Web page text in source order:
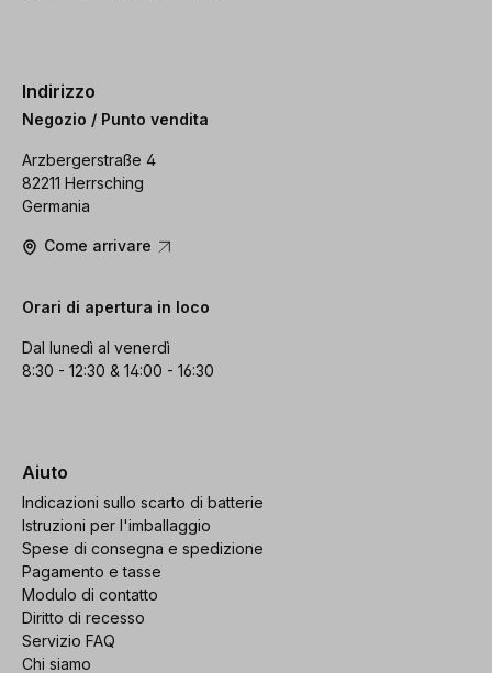
Indirizzo
Negozio / Punto vendita
Arzbergerstraße 4
82211 Herrsching
Germania
Come arrivare
Orari di apertura in loco
Dal lunedì al venerdì
8:30 - 12:30 & 14:00 - 16:30
Aiuto
Indicazioni sullo scarto di batterie
Istruzioni per l'imballaggio
Spese di consegna e spedizione
Pagamento e tasse
Modulo di contatto
Diritto di recesso
Servizio FAQ
Chi siamo